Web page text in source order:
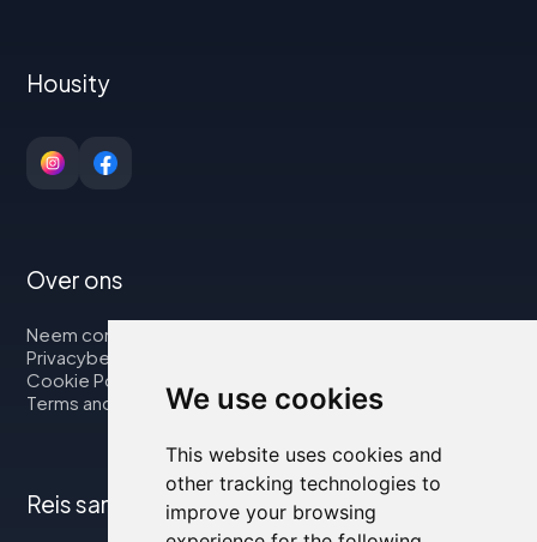
We use cookies
This website uses cookies and
other tracking technologies to
improve your browsing
Housity
Over ons
Neem contact op met
Privacybeleid
Cookie Policy
Terms and Conditions
Reis samen met ons